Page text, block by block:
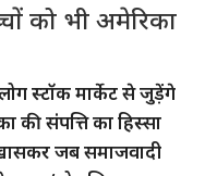
को भी अमेरिका
स्टॉक मार्केट से जुड़ेंगे
की संपत्ति का हिस्सा
जब समाजवादी